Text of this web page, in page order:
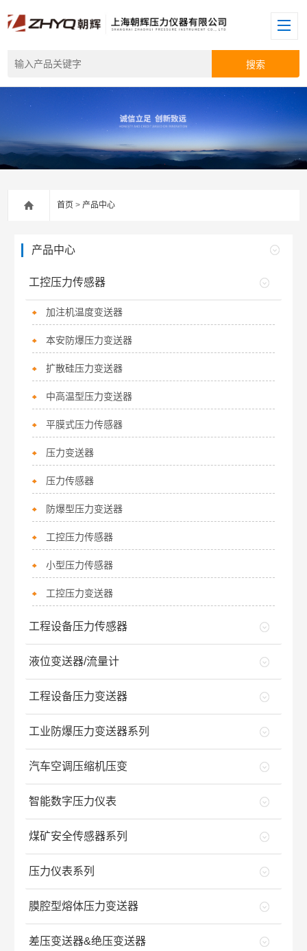
首页 >产品中心
产品中心
工控压力传感器
加注机温度变送器
本安防爆压力变送器
扩散硅压力变送器
中高温型压力变送器
平膜式压力传感器
压力变送器
压力传感器
防爆型压力变送器
工控压力传感器
小型压力传感器
工控压力变送器
工程设备压力传感器
液位变送器/流量计
工程设备压力变送器
工业防爆压力变送器系列
汽车空调压缩机压变
智能数字压力仪表
煤矿安全传感器系列
压力仪表系列
膜腔型熔体压力变送器
差压变送器&绝压变送器